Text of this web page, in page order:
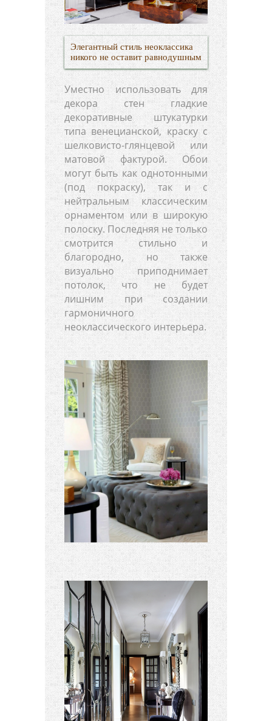
Элегантный стиль неоклассика
никого не оставит равнодушным
Уместно использовать для
декора стен гладкие
декоративные штукатурки
типа венецианской, краску с
шелковисто-глянцевой или
матовой фактурой. Обои
могут быть как однотонными
(под покраску), так и с
нейтральным классическим
орнаментом или в широкую
полоску. Последняя не только
смотрится стильно и
благородно, но также
визуально приподнимает
потолок, что не будет
лишним при создании
гармоничного
неоклассического интерьера.